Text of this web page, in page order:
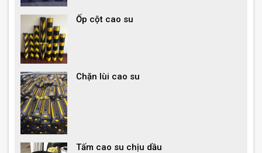
Ốp cột cao su
Chặn lùi cao su
Tấm cao su chịu dầu